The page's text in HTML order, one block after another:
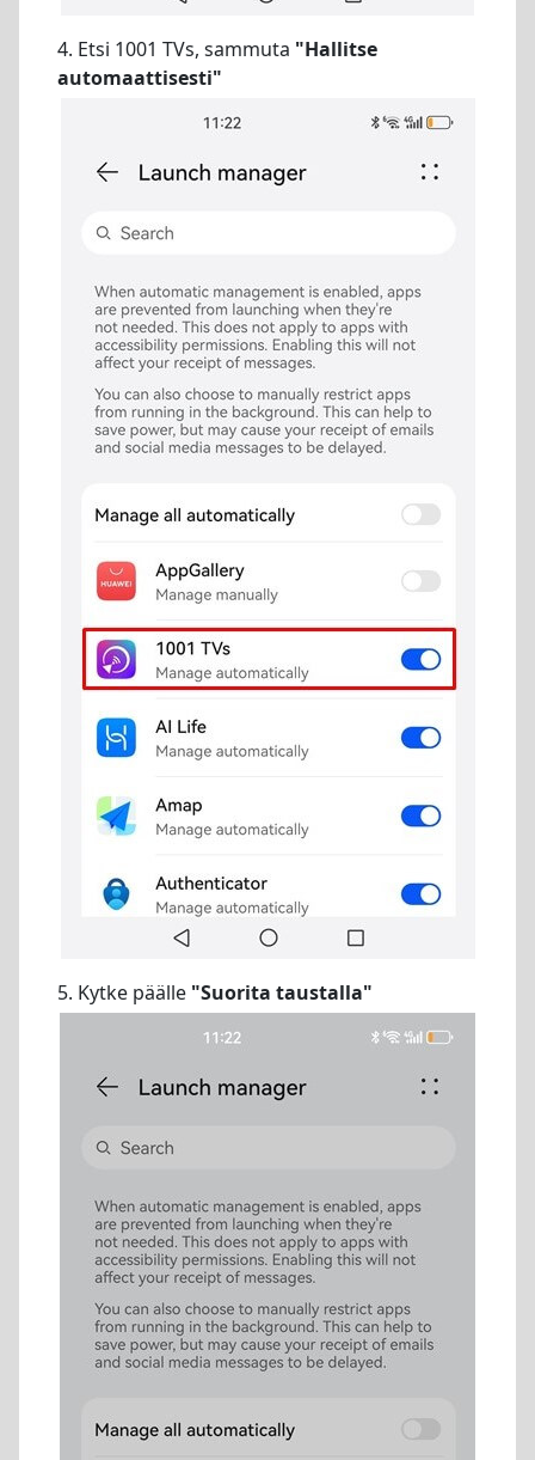
4. Etsi 1001 TVs, sammuta "Hallitse
automaattisesti"
5. Kytke päälle "Suorita taustalla"